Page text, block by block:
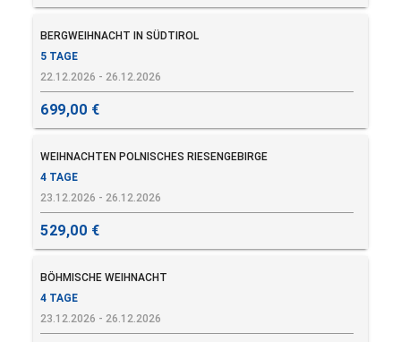
BERGWEIHNACHT IN SÜDTIROL
5 TAGE
22.12.2026 - 26.12.2026
699,00 €
WEIHNACHTEN POLNISCHES RIESENGEBIRGE
4 TAGE
23.12.2026 - 26.12.2026
529,00 €
BÖHMISCHE WEIHNACHT
4 TAGE
23.12.2026 - 26.12.2026